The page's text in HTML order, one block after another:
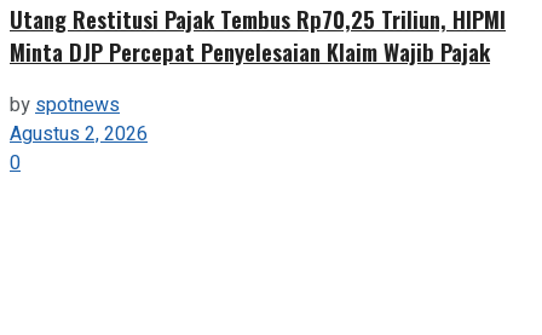
Utang Restitusi Pajak Tembus Rp70,25 Triliun, HIPMI
Minta DJP Percepat Penyelesaian Klaim Wajib Pajak
by spotnews
Agustus 2, 2026
0